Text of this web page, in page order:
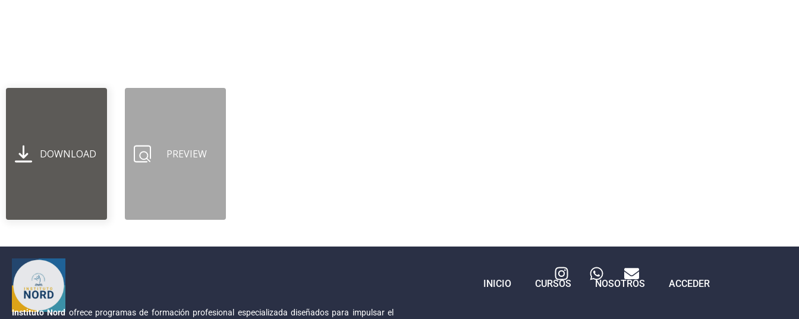
DOWNLOAD PREVIEW
Instituto Nord ofrece programas de formación profesional especializada diseñados para impulsar el
INICIO CURSOS NOSOTROS ACCEDER